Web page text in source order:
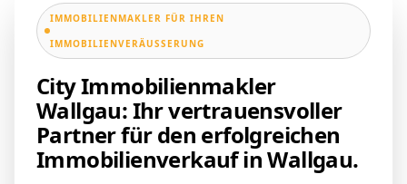
IMMOBILIENMAKLER FÜR IHREN
IMMOBILIENVERÄUSSERUNG
City Immobilienmakler
Wallgau: Ihr vertrauensvoller
Partner für den erfolgreichen
Immobilienverkauf in Wallgau.